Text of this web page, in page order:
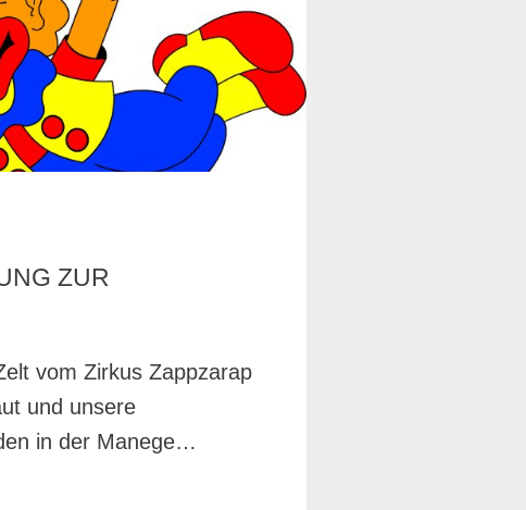
ZUR
vom Zirkus Zappzarap
und unsere
in der Manege…